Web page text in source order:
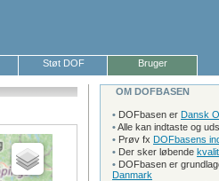
Støt DOF Bruger
OM DOFBASEN
• DOFbasen er Dansk
•Alle kan indtaste og
• Prøv fx DOFbasens
• Der sker løbende
• DOFbasen er
Danmark